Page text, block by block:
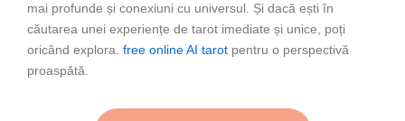
mai profunde și conexiuni cu universul. Și dacă ești în
căutarea unei experiențe de tarot imediate și unice, poți
oricând explora. free online AI tarot pentru o perspectivă
proaspătă.